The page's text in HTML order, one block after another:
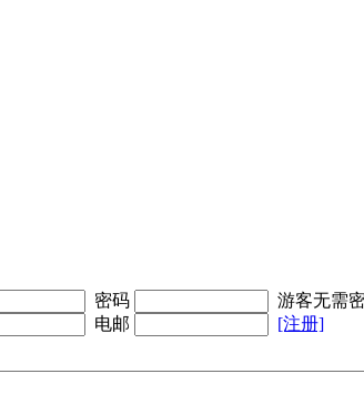
密码
游客无需
电邮 [注册]